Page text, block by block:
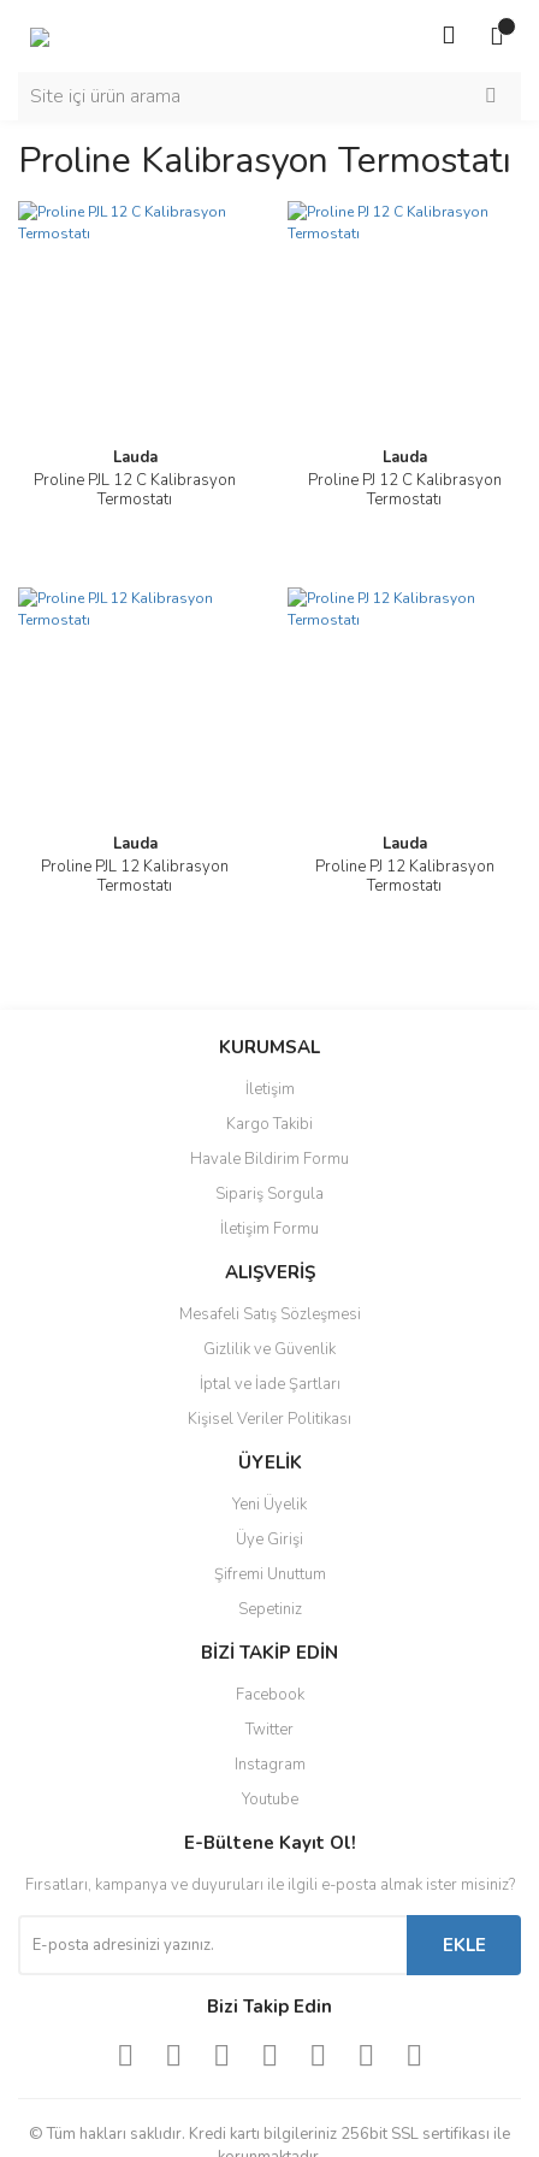
Proline Kalibrasyon Termostatı
Lauda
Proline PJL 12 C Kalibrasyon
Termostatı
Lauda
Proline PJ 12 C Kalibrasyon
Termostatı
Lauda
Proline PJL 12 Kalibrasyon
Termostatı
Lauda
Proline PJ 12 Kalibrasyon
Termostatı
KURUMSAL
İletişim
Kargo Takibi
Havale Bildirim Formu
Sipariş Sorgula
İletişim Formu
ALIŞVERİŞ
Mesafeli Satış Sözleşmesi
Gizlilik ve Güvenlik
İptal ve İade Şartları
Kişisel Veriler Politikası
ÜYELİK
Yeni Üyelik
Üye Girişi
Şifremi Unuttum
Sepetiniz
BİZİ TAKİP EDİN
Facebook
Twitter
Instagram
Youtube
E-Bültene Kayıt Ol!
Fırsatları, kampanya ve duyuruları ile ilgili e-posta almak ister misiniz?
EKLE
Bizi Takip Edin
© Tüm hakları saklıdır. Kredi kartı bilgileriniz 256bit SSL sertifikası ile